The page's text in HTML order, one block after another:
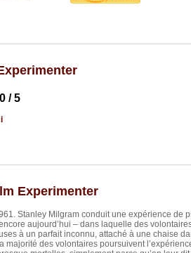
/ 5
Experimenter
Stanley Milgram conduit une expérience de
aujourd’hui – dans laquelle des
à un parfait inconnu, attaché à une chaise
majorité des volontaires poursuivent